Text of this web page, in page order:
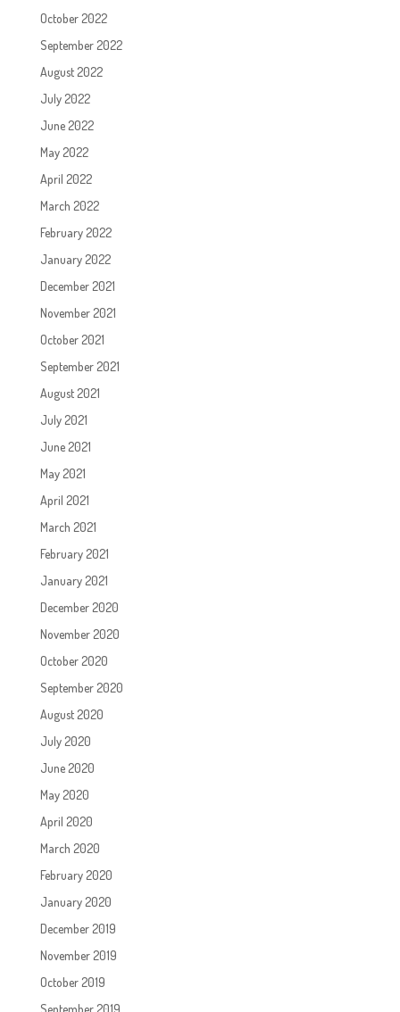
October 2022
September 2022
August 2022
July 2022
June 2022
May 2022
April 2022
March 2022
February 2022
January 2022
December 2021
November 2021
October 2021
September 2021
August 2021
July 2021
June 2021
May 2021
April 2021
March 2021
February 2021
January 2021
December 2020
November 2020
October 2020
September 2020
August 2020
July 2020
June 2020
May 2020
April 2020
March 2020
February 2020
January 2020
December 2019
November 2019
October 2019
September 2019